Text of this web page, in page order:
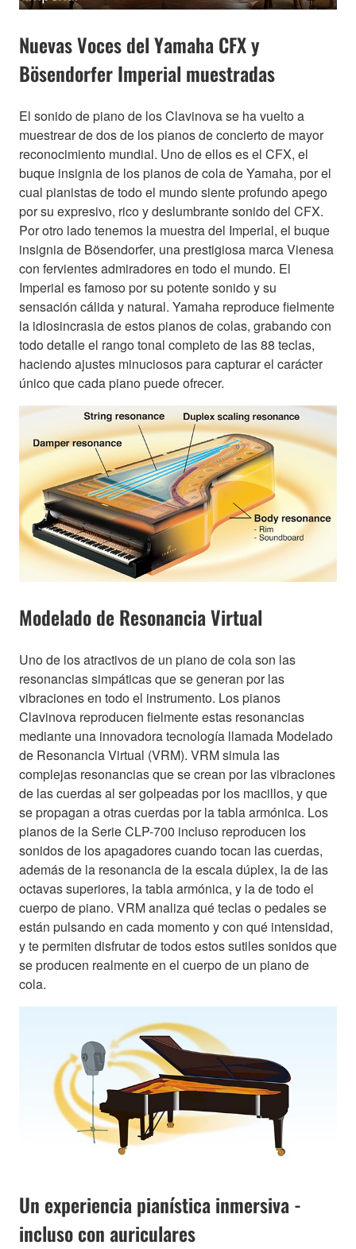
Nuevas Voces del Yamaha CFX y
Bösendorfer Imperial muestradas
El sonido de piano de los Clavinova se ha vuelto a
muestrear de dos de los pianos de concierto de mayor
reconocimiento mundial. Uno de ellos es el CFX, el
buque insignia de los pianos de cola de Yamaha, por el
cual pianistas de todo el mundo siente profundo apego
por su expresivo, rico y deslumbrante sonido del CFX.
Por otro lado tenemos la muestra del Imperial, el buque
insignia de Bösendorfer, una prestigiosa marca Vienesa
con fervientes admiradores en todo el mundo. El
Imperial es famoso por su potente sonido y su
sensación cálida y natural. Yamaha reproduce fielmente
la idiosincrasia de estos pianos de colas, grabando con
todo detalle el rango tonal completo de las 88 teclas,
haciendo ajustes minuciosos para capturar el carácter
único que cada piano puede ofrecer.
Modelado de Resonancia Virtual
Uno de los atractivos de un piano de cola son las
resonancias simpáticas que se generan por las
vibraciones en todo el instrumento. Los pianos
Clavinova reproducen fielmente estas resonancias
mediante una innovadora tecnología llamada Modelado
de Resonancia Virtual (VRM). VRM simula las
complejas resonancias que se crean por las vibraciones
de las cuerdas al ser golpeadas por los macillos, y que
se propagan a otras cuerdas por la tabla armónica. Los
pianos de la Serie CLP-700 incluso reproducen los
sonidos de los apagadores cuando tocan las cuerdas,
además de la resonancia de la escala dúplex, la de las
octavas superiores, la tabla armónica, y la de todo el
cuerpo de piano. VRM analiza qué teclas o pedales se
están pulsando en cada momento y con qué intensidad,
y te permiten disfrutar de todos estos sutiles sonidos que
se producen realmente en el cuerpo de un piano de
cola.
Un experiencia pianística inmersiva -
incluso con auriculares